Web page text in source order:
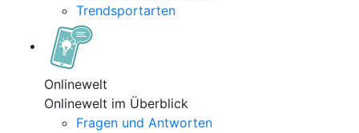
Trendsportarten
Onlinewelt
Onlinewelt im Überblick
Fragen und Antworten